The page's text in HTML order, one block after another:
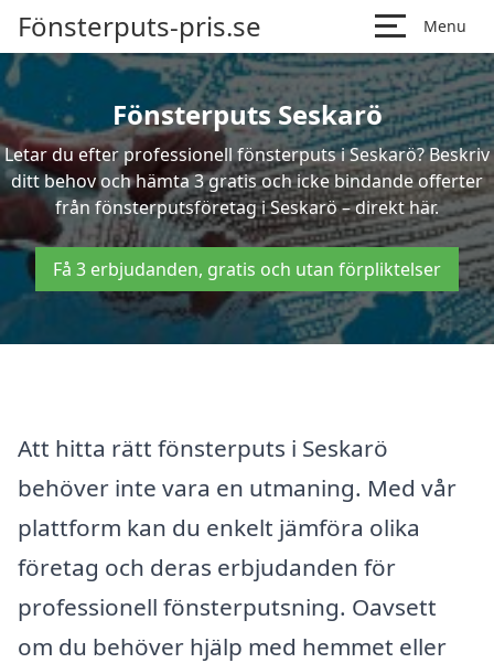
Fönsterputs-pris.se Menu
Fönsterputs Seskarö
Letar du efter professionell fönsterputs i Seskarö? Beskriv
ditt behov och hämta 3 gratis och icke bindande offerter
från fönsterputsföretag i Seskarö – direkt här.
Få 3 erbjudanden, gratis och utan förpliktelser
Att hitta rätt fönsterputs i Seskarö
behöver inte vara en utmaning. Med vår
plattform kan du enkelt jämföra olika
företag och deras erbjudanden för
professionell fönsterputsning. Oavsett
om du behöver hjälp med hemmet eller